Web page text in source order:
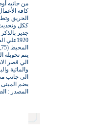
كافة
الحريق
ككل
جدير
الى جانب
يضم
المصدر :